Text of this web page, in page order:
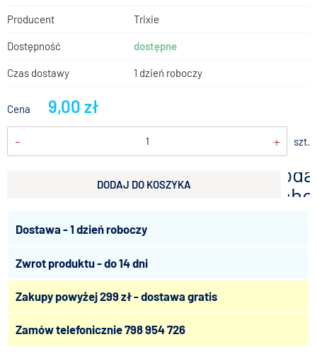
Producent Trixie
Dostępność dostępne
Czas dostawy 1 dzień roboczy
Cena 9,00 zł
- + szt.
DODAJ DO KOSZYKA
Dostawa - 1 dzień roboczy
Zwrot produktu - do 14 dni
Zakupy powyżej 299 zł - dostawa gratis
Zamów telefonicznie798 954 726